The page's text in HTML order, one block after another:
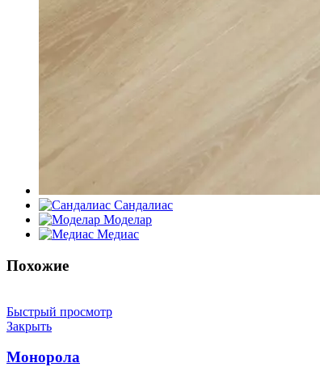
Сандалиас
Моделар
Медиас
Похожие
Быстрый просмотр
Закрыть
Монорола